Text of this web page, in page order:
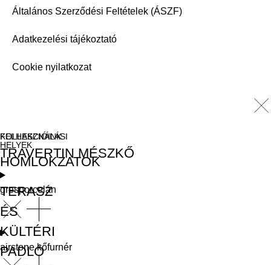
Általános Szerződési Feltételek (ÁSZF)
Adatkezelési tájékoztató
Cookie nyilatkozat
FELHASZNÁLÁSI
HELYEK
HOMLOKZATOK
TERASZ
ÉS
KÜLTÉRI
PADLÓ
KOLLEKCIÓINK
TRAVERTIN MÉSZKŐ
gresporcelán
airstone kőfurnér